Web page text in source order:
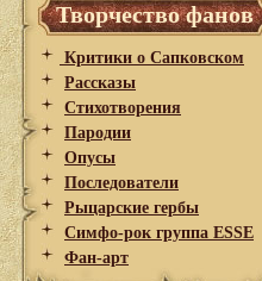
Творчество фанов
Критики о Сапковском
Рассказы
Стихотворения
Пародии
Опусы
Последователи
Рыцарские гербы
Симфо-рок группа ESSE
Фан-арт